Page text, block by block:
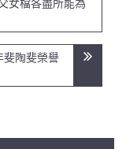
女檔各盡所能為
斐陶斐榮譽